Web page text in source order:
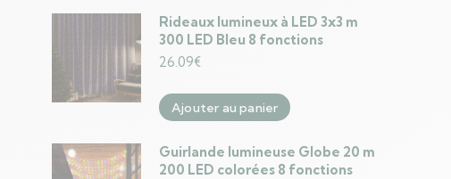
Rideaux lumineux à LED 3x3 m
300 LED Bleu 8 fonctions
26.09€
Ajouter au panier
Guirlande lumineuse Globe 20 m
200 LED colorées 8 fonctions